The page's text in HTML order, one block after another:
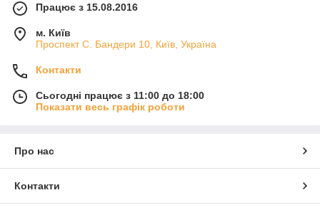
Працює з 15.08.2016
м. Київ
Проспект С. Бандери 10, Київ, Україна
Контакти
Сьогодні працює з 11:00 до 18:00
Показати весь графік роботи
Про нас
Контакти